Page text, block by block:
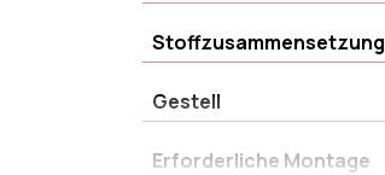
Stoffzusammensetzung
Gestell
Erforderliche Montage